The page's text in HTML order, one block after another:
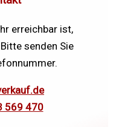
erreichbar ist,
senden Sie
569 470